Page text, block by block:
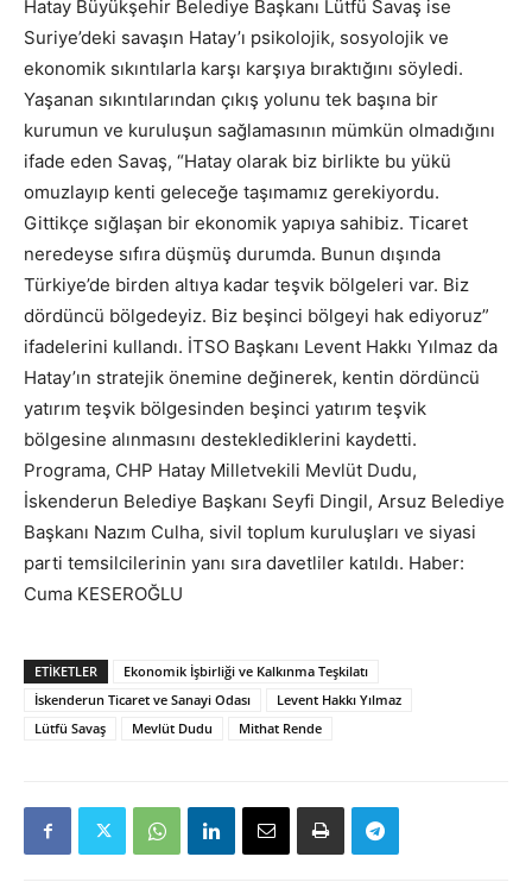
Hatay Büyükşehir Belediye Başkanı Lütfü Savaş ise
Suriye’deki savaşın Hatay’ı psikolojik, sosyolojik ve
ekonomik sıkıntılarla karşı karşıya bıraktığını söyledi.
Yaşanan sıkıntılarından çıkış yolunu tek başına bir
kurumun ve kuruluşun sağlamasının mümkün olmadığını
ifade eden Savaş, “Hatay olarak biz birlikte bu yükü
omuzlayıp kenti geleceğe taşımamız gerekiyordu.
Gittikçe sığlaşan bir ekonomik yapıya sahibiz. Ticaret
neredeyse sıfıra düşmüş durumda. Bunun dışında
Türkiye’de birden altıya kadar teşvik bölgeleri var. Biz
dördüncü bölgedeyiz. Biz beşinci bölgeyi hak ediyoruz”
ifadelerini kullandı. İTSO Başkanı Levent Hakkı Yılmaz da
Hatay’ın stratejik önemine değinerek, kentin dördüncü
yatırım teşvik bölgesinden beşinci yatırım teşvik
bölgesine alınmasını desteklediklerini kaydetti.
Programa, CHP Hatay Milletvekili Mevlüt Dudu,
İskenderun Belediye Başkanı Seyfi Dingil, Arsuz Belediye
Başkanı Nazım Culha, sivil toplum kuruluşları ve siyasi
parti temsilcilerinin yanı sıra davetliler katıldı. Haber:
Cuma KESEROĞLU
ETIKETLER
Ekonomik İşbirliği ve Kalkınma Teşkilatı
İskenderun Ticaret ve Sanayi Odası
Levent Hakkı Yılmaz
Lütfü Savaş
Mevlüt Dudu Mithat Rende